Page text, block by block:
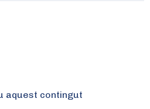
aquest contingut